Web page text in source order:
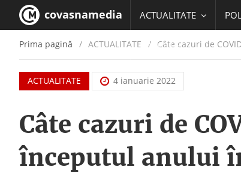
covasnamedia ACTUALITATE
EDUCATIE
Prima pagină ACTUALITATE / Câte cazuri de
ACTUALITATE 4 ianuarie 2022
Câte cazuri de
începutul anului